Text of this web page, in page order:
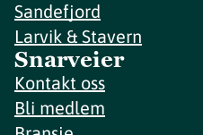
Sandefjord
Larvik & Stavern
Snarveier
Kontakt oss
Bli medlem